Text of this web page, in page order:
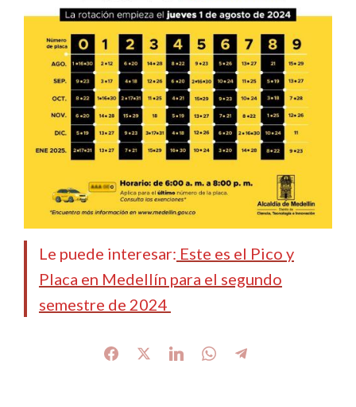
Le puede interesar: Este es el Pico y
Placa en Medellín para el segundo
semestre de 2024